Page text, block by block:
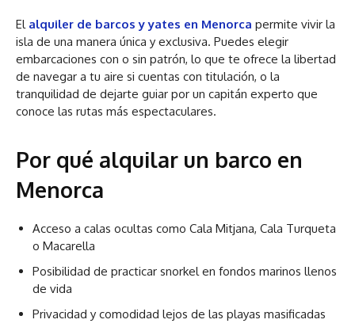
El alquiler de barcos y yates en Menorca permite vivir la
isla de una manera única y exclusiva. Puedes elegir
embarcaciones con o sin patrón, lo que te ofrece la libertad
de navegar a tu aire si cuentas con titulación, o la
tranquilidad de dejarte guiar por un capitán experto que
conoce las rutas más espectaculares.
Por qué alquilar un barco en
Menorca
Acceso a calas ocultas como Cala Mitjana, Cala Turqueta
o Macarella
Posibilidad de practicar snorkel en fondos marinos llenos
de vida
Privacidad y comodidad lejos de las playas masificadas